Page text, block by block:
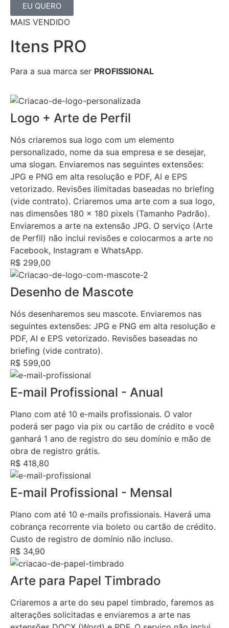
EU QUERO
MAIS VENDIDO
Itens PRO
Para a sua marca ser PROFISSIONAL
Logo + Arte de Perfil
Nós criaremos sua logo com um elemento
personalizado, nome da sua empresa e se desejar,
uma slogan. Enviaremos nas seguintes extensões:
JPG e PNG em alta resolução e PDF, AI e EPS
vetorizado. Revisões ilimitadas baseadas no briefing
(vide contrato). Criaremos uma arte com a sua logo,
nas dimensões 180 x 180 pixels (Tamanho Padrão).
Enviaremos a arte na extensão JPG. O serviço (Arte
de Perfil) não inclui revisões e colocarmos a arte no
Facebook, Instagram e WhatsApp.
R$ 299,00
Desenho de Mascote
Nós desenharemos seu mascote. Enviaremos nas
seguintes extensões: JPG e PNG em alta resolução e
PDF, AI e EPS vetorizado. Revisões baseadas no
briefing (vide contrato).
R$ 599,00
E-mail Profissional - Anual
Plano com até 10 e-mails profissionais. O valor
poderá ser pago via pix ou cartão de crédito e você
ganhará 1 ano de registro do seu domínio e mão de
obra de registro grátis.
R$ 418,80
E-mail Profissional - Mensal
Plano com até 10 e-mails profissionais. Haverá uma
cobrança recorrente via boleto ou cartão de crédito.
Custo de registro de domínio não incluso.
R$ 34,90
Arte para Papel Timbrado
Criaremos a arte do seu papel timbrado, faremos as
alterações solicitadas e enviaremos a arte nas